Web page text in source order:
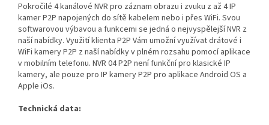
Pokročilé 4 kanálové NVR pro záznam obrazu i zvuku z až 4 IP
kamer P2P napojených do sítě kabelem nebo i přes WiFi. Svou
softwarovou výbavou a funkcemi se jedná o nejvyspělejší NVR z
naší nabídky. Využití klienta P2P Vám umožní využívat drátové i
WiFi kamery P2P z naší nabídky v plném rozsahu pomocí aplikace
v mobilním telefonu. NVR 04 P2P není funkční pro klasické IP
kamery, ale pouze pro IP kamery P2P pro aplikace Android OS a
Apple iOs.
Technická data: